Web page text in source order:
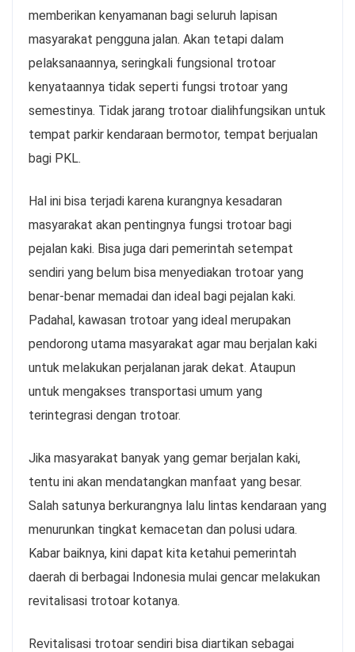
memberikan kenyamanan bagi seluruh lapisan
masyarakat pengguna jalan. Akan tetapi dalam
pelaksanaannya, seringkali fungsional trotoar
kenyataannya tidak seperti fungsi trotoar yang
semestinya. Tidak jarang trotoar dialihfungsikan untuk
tempat parkir kendaraan bermotor, tempat berjualan
bagi PKL.
Hal ini bisa terjadi karena kurangnya kesadaran
masyarakat akan pentingnya fungsi trotoar bagi
pejalan kaki. Bisa juga dari pemerintah setempat
sendiri yang belum bisa menyediakan trotoar yang
benar-benar memadai dan ideal bagi pejalan kaki.
Padahal, kawasan trotoar yang ideal merupakan
pendorong utama masyarakat agar mau berjalan kaki
untuk melakukan perjalanan jarak dekat. Ataupun
untuk mengakses transportasi umum yang
terintegrasi dengan trotoar.
Jika masyarakat banyak yang gemar berjalan kaki,
tentu ini akan mendatangkan manfaat yang besar.
Salah satunya berkurangnya lalu lintas kendaraan yang
menurunkan tingkat kemacetan dan polusi udara.
Kabar baiknya, kini dapat kita ketahui pemerintah
daerah di berbagai Indonesia mulai gencar melakukan
revitalisasi trotoar kotanya.
Revitalisasi trotoar sendiri bisa diartikan sebagai